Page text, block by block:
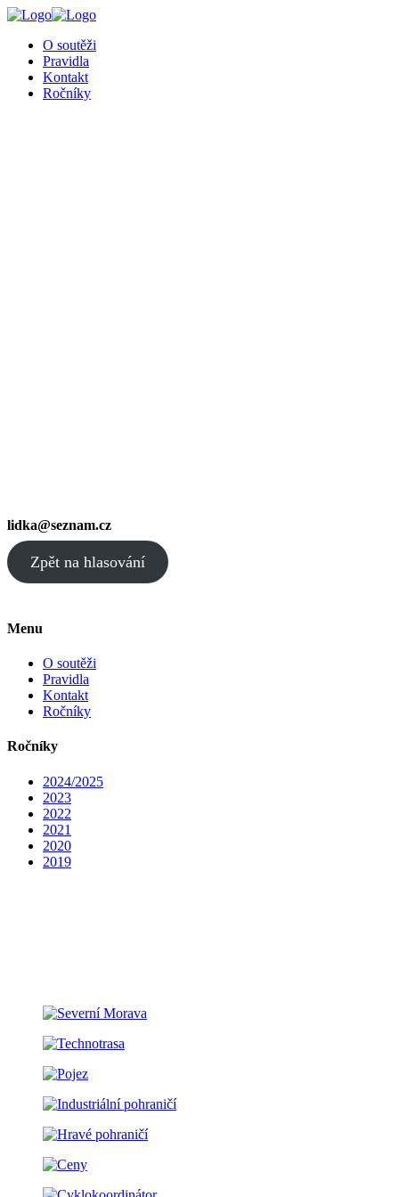
O soutěži
Pravidla
Kontakt
Ročníky
lidka@seznam.cz
Zpět na hlasování
Menu
O soutěži
Pravidla
Kontakt
Ročníky
Ročníky
2024/2025
2023
2022
2021
2020
2019